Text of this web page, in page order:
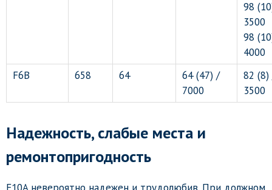
98
3500
98
4000
F6B
658 64
64 (47) /
7000
82
3500
Надежность, слабые места и
ремонтопригодность